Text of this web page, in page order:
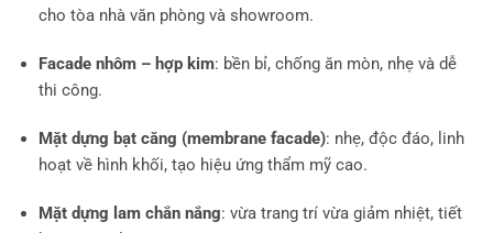
cho tòa nhà văn phòng và showroom.
Facade nhôm – hợp kim: bền bỉ, chống ăn mòn, nhẹ và dễ
thi công.
Mặt dựng bạt căng (membrane facade): nhẹ, độc đáo, linh
hoạt về hình khối, tạo hiệu ứng thẩm mỹ cao.
Mặt dựng lam chắn nắng: vừa trang trí vừa giảm nhiệt, tiết